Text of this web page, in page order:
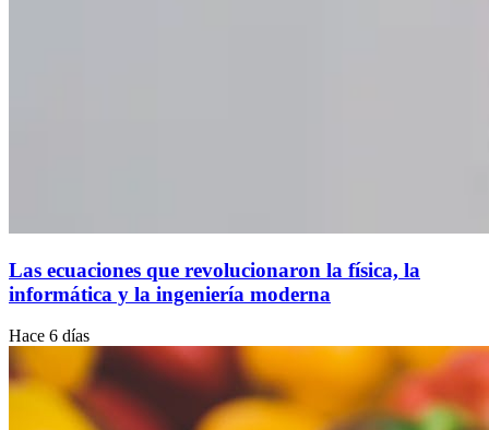
Las ecuaciones que revolucionaron la física, la
informática y la ingeniería moderna
Hace 6 días